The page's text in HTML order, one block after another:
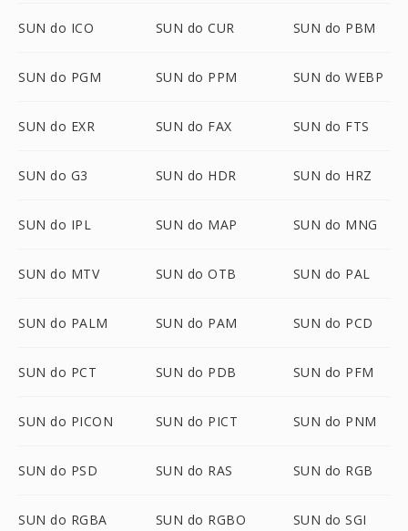
SUN do ICO SUN do CUR SUN do PBM
SUN do PGM SUN do PPM SUN do WEBP
SUN do EXR SUN do FAX SUN do FTS
SUN do G3 SUN do HDR SUN do HRZ
SUN do IPL SUN do MAP SUN do MNG
SUN do MTV SUN do OTB SUN do PAL
SUN do PALM SUN do PAM SUN do PCD
SUN do PCT SUN do PDB SUN do PFM
SUN do PICON SUN do PICT SUN do PNM
SUN do PSD SUN do RAS SUN do RGB
SUN do RGBA SUN do RGBO SUN do SGI